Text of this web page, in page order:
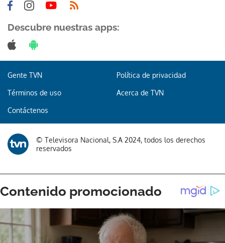
Gracias por suscribirte a nuestro boletín.
Descubre nuestras apps:
Gente TVN Política de privacidad
Términos de uso Acerca de TVN
Contáctenos
© Televisora Nacional, S.A 2024, todos los derechos
reservados